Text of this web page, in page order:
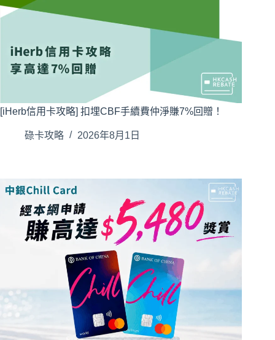
[iHerb信用卡攻略] 扣埋CBF手續費仲淨賺7%回贈！
碌卡攻略 2026年8月1日